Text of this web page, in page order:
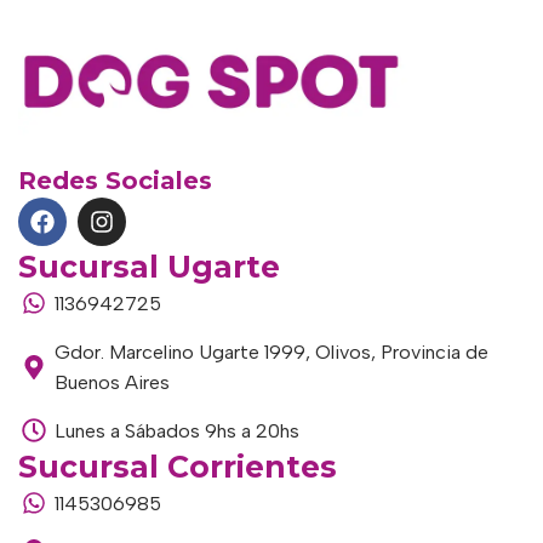
Redes Sociales
Sucursal Ugarte
1136942725
Gdor. Marcelino Ugarte 1999, Olivos, Provincia de
Buenos Aires
Lunes a Sábados 9hs a 20hs
Sucursal Corrientes
1145306985